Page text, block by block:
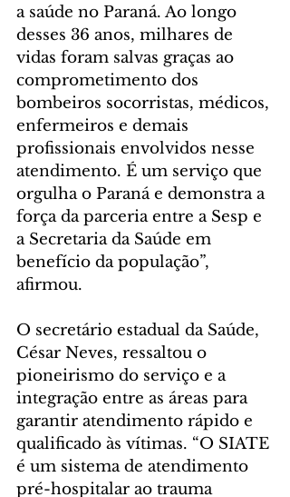
a saúde no Paraná. Ao longo
desses 36 anos, milhares de
vidas foram salvas graças ao
comprometimento dos
bombeiros socorristas, médicos,
enfermeiros e demais
profissionais envolvidos nesse
atendimento. É um serviço que
orgulha o Paraná e demonstra a
força da parceria entre a Sesp e
a Secretaria da Saúde em
benefício da população”,
afirmou.
O secretário estadual da Saúde,
César Neves, ressaltou o
pioneirismo do serviço e a
integração entre as áreas para
garantir atendimento rápido e
qualificado às vítimas. “O SIATE
é um sistema de atendimento
pré-hospitalar ao trauma